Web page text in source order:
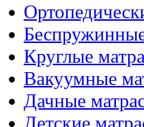
Круглые
Вакуумные
Дачные
Детские